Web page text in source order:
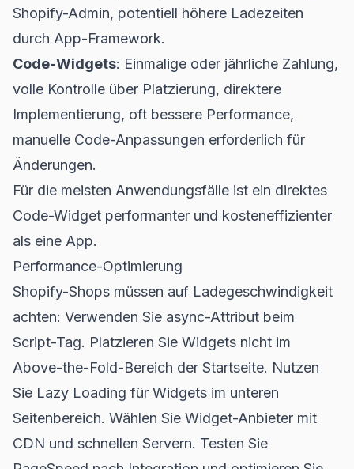
Shopify-Admin, potentiell höhere Ladezeiten
durch App-Framework.
Code-Widgets: Einmalige oder jährliche Zahlung,
volle Kontrolle über Platzierung, direktere
Implementierung, oft bessere Performance,
manuelle Code-Anpassungen erforderlich für
Änderungen.
Für die meisten Anwendungsfälle ist ein direktes
Code-Widget performanter und kosteneffizienter
als eine App.
Performance-Optimierung
Shopify-Shops müssen auf Ladegeschwindigkeit
achten: Verwenden Sie async-Attribut beim
Script-Tag. Platzieren Sie Widgets nicht im
Above-the-Fold-Bereich der Startseite. Nutzen
Sie Lazy Loading für Widgets im unteren
Seitenbereich. Wählen Sie Widget-Anbieter mit
CDN und schnellen Servern. Testen Sie